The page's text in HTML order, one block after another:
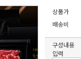
상품가
배송비
구성내용
입력